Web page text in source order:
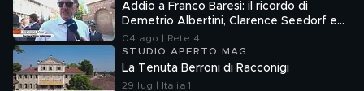
Addio a Franco Baresi: il ricordo di
Demetrio Albertini, Clarence Seedorf e
Giovanni Galli
04 ago | Rete 4
STUDIO APERTO MAG
La Tenuta Berroni di Racconigi
29 lug | Italia 1